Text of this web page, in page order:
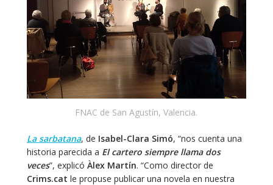
FNAC de San Agustín, Valencia.
La sarbatana, de Isabel-Clara Simó, “nos cuenta una
historia parecida a El cartero siempre llama dos
veces”, explicó Àlex Martín. “Como director de
Crims.cat le propuse publicar una novela en nuestra